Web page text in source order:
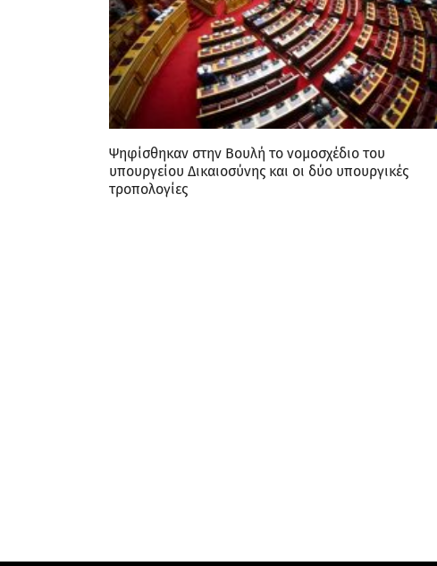
Ψηφίσθηκαν στην Βουλή το νομοσχέδιο του
υπουργείου Δικαιοσύνης και οι δύο υπουργικές
τροπολογίες